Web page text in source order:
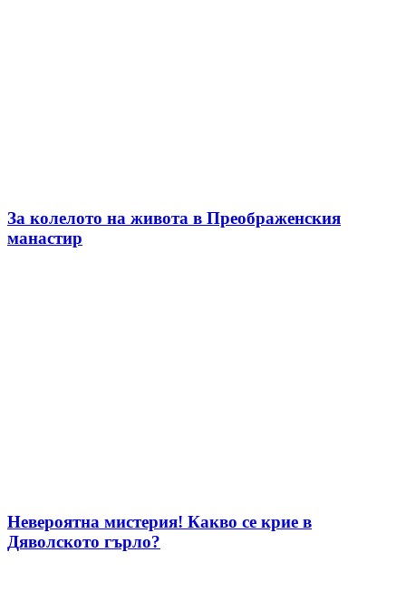
За колелото на живота в Преображенския
манастир
Невероятна мистерия! Какво се крие в
Дяволското гърло?